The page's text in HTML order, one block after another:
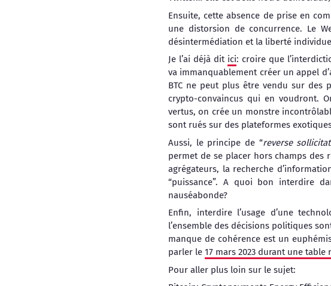
Ensuite, cette absence de prise en
une distorsion de concurrence. Le
désintermédiation et la liberté
Je l’ai déjà dit ici: croire que
va immanquablement créer un appel
BTC ne peut plus être vendu sur des
crypto-convaincus qui en voudront.
vertus, on crée un monstre
sont rués sur des plateformes
Aussi, le principe de “reverse
permet de se placer hors champs des
agrégateurs, la recherche
“puissance”. A quoi bon interdire
nauséabonde?
Enfin, interdire l’usage d’une
l’ensemble des décisions politiques
manque de cohérence est un
parler le 17 mars 2023 durant une table
Pour aller plus loin sur le sujet: